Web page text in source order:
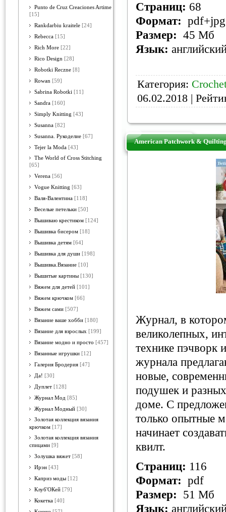
Punto de Cruz Creaciones Artime
[15]
Rankdarbiu kraitele [24]
Rebecca [15]
Rich More [22]
Rico Design [28]
Robotki Reczne [8]
Rowan [59]
Sabrina Robotki [11]
Sandra [160]
Simply Knitting [43]
Susanna [82]
Susanna. Рукоделие [67]
Tejer la Moda [43]
The World of Cross Stitching
[65]
Verena [56]
Vogue Knitting [63]
Валя-Валентина [118]
Веселые петельки [50]
Вышиваю крестиком [124]
Вышивка бисером [18]
Вышивка детям [64]
Вышивка для души [198]
Вышивка.Вязание [10]
Вышитые картины [130]
Вяжем для детей [101]
Вяжем крючком [66]
Вяжем сами [507]
Вязание ваше хобби [180]
Вязание для взрослых [199]
Вязание модно и просто [457]
Вязанные игрушки [12]
Галерия Бродерия [47]
Да! [30]
Дуплет [128]
Журнал Мод [85]
Журнал Модный [30]
Золотая коллекция вязания
крючком [17]
Золотая коллекция вязания
спицами [9]
Золушка вяжет [58]
Ирэн [43]
Каприз моды [12]
Клуб'ОКей [79]
Кокетка [40]
Страниц: 68
Формат: pdf+jpg
Размер: 45 Мб
Язык:
Категория:
06.02.2018 |
American Patchwork &
Журнал, в
великолепных,
технике пэчворк
журнала
новые,
подушек и
доме. С
только опытные
начинает
квилт.
Страниц: 116
Формат: pdf
Размер: 51 Мб
Язык: